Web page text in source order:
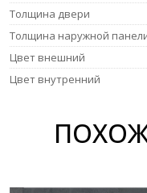
Толщина двери
Толщина наружной
Цвет внешний
Цвет внутренний